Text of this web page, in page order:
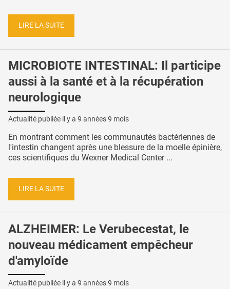
LIRE LA SUITE
MICROBIOTE INTESTINAL: Il participe
aussi à la santé et à la récupération
neurologique
Actualité publiée il y a 9 années 9 mois
En montrant comment les communautés bactériennes de
l'intestin changent après une blessure de la moelle épinière,
ces scientifiques du Wexner Medical Center ...
LIRE LA SUITE
ALZHEIMER: Le Verubecestat, le
nouveau médicament empêcheur
d'amyloïde
Actualité publiée il y a 9 années 9 mois